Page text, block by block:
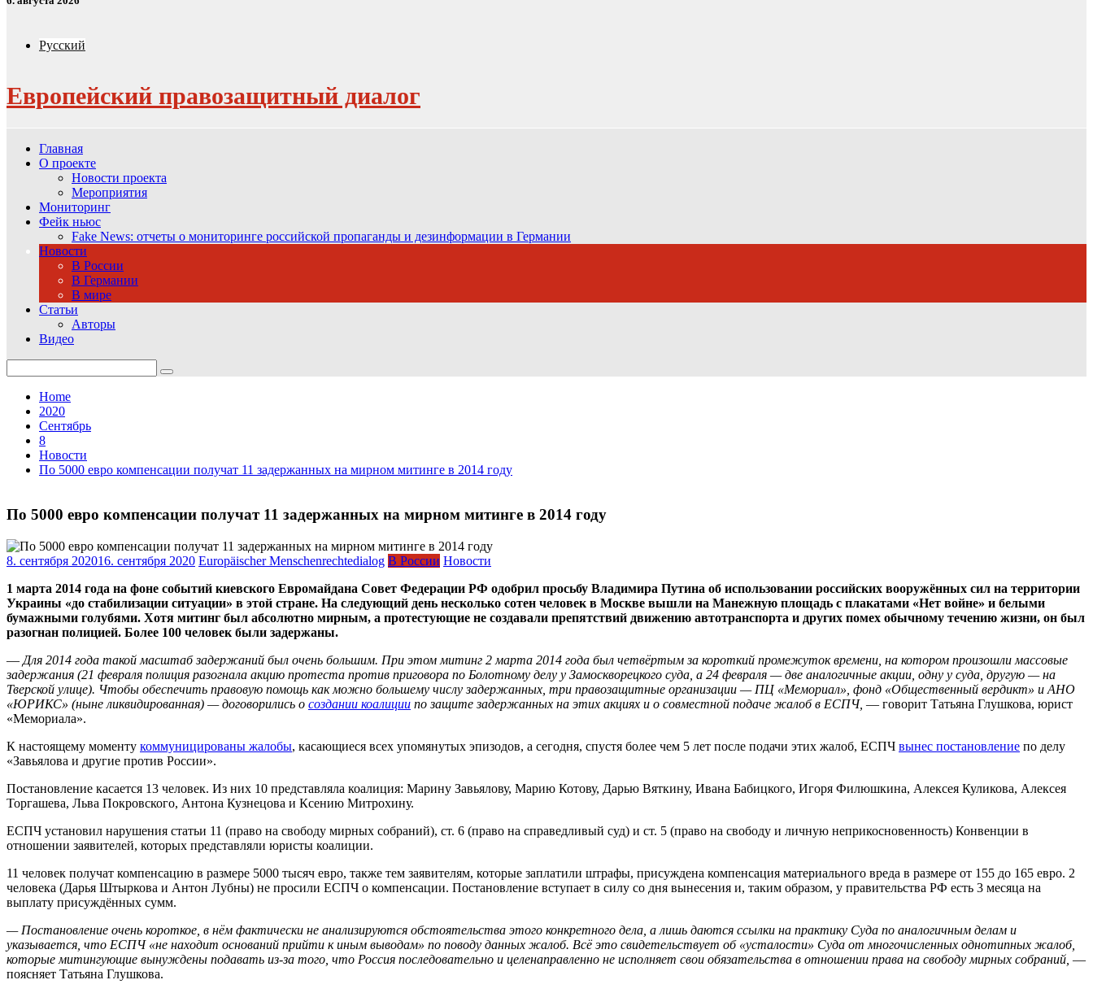
Русский
Европейский правозащитный диалог
Главная
О проекте
Новости проекта
Мероприятия
Мониторинг
Фейк ньюс
Fake News: отчеты о мониторинге российской пропаганды и дезинформации в Германии
Новости
В России
В Германии
В мире
Статьи
Авторы
Видео
for:
Home
2020
Сентябрь
8
Новости
По 5000 евро компенсации получат 11 задержанных на мирном митинге в 2014 году
По 5000 евро компенсации получат 11 задержанных на мирном митинге в 2014 году
8. сентября 202016. сентября 2020 Europäischer Menschenrechtedialog В России Новости
1 марта 2014 года на фоне событий киевского Евромайдана Совет Федерации РФ одобрил просьбу Владимира Путина об использовании российских вооружённых сил на территории
Украины «до стабилизации ситуации» в этой стране. На следующий день несколько сотен человек в Москве вышли на Манежную площадь с плакатами «Нет войне» и белыми
бумажными голубями. Хотя митинг был абсолютно мирным, а протестующие не создавали препятствий движению автотранспорта и других помех обычному течению жизни, он был
разогнан полицией. Более 100 человек были задержаны.
— Для 2014 года такой масштаб задержаний был очень большим. При этом митинг 2 марта 2014 года был четвёртым за короткий промежуток времени, на котором произошли массовые
задержания (21 февраля полиция разогнала акцию протеста против приговора по Болотному делу у Замоскворецкого суда, а 24 февраля — две аналогичные акции, одну у суда, другую — на
Тверской улице). Чтобы обеспечить правовую помощь как можно большему числу задержанных, три правозащитные организации — ПЦ «Мемориал», фонд «Общественный вердикт» и АНО
«ЮРИКС» (ныне ликвидированная) — договорились о создании коалиции по защите задержанных на этих акциях и о совместной подаче жалоб в ЕСПЧ, — говорит Татьяна Глушкова, юрист
«Мемориала».
К настоящему моменту коммуницированы жалобы, касающиеся всех упомянутых эпизодов, а сегодня, спустя более чем 5 лет после подачи этих жалоб, ЕСПЧ вынес постановление по делу
«Завьялова и другие против России».
Постановление касается 13 человек. Из них 10 представляла коалиция: Марину Завьялову, Марию Котову, Дарью Вяткину, Ивана Бабицкого, Игоря Филюшкина, Алексея Куликова, Алексея
Торгашева, Льва Покровского, Антона Кузнецова и Ксению Митрохину.
ЕСПЧ установил нарушения статьи 11 (право на свободу мирных собраний), ст. 6 (право на справедливый суд) и ст. 5 (право на свободу и личную неприкосновенность) Конвенции в
отношении заявителей, которых представляли юристы коалиции.
11 человек получат компенсацию в размере 5000 тысяч евро, также тем заявителям, которые заплатили штрафы, присуждена компенсация материального вреда в размере от 155 до 165 евро. 2
человека (Дарья Штыркова и Антон Лубны) не просили ЕСПЧ о компенсации. Постановление вступает в силу со дня вынесения и, таким образом, у правительства РФ есть 3 месяца на
выплату присуждённых сумм.
— Постановление очень короткое, в нём фактически не анализируются обстоятельства этого конкретного дела, а лишь даются ссылки на практику Суда по аналогичным делам и
указывается, что ЕСПЧ «не находит оснований прийти к иным выводам» по поводу данных жалоб. Всё это свидетельствует об «усталости» Суда от многочисленных однотипных жалоб,
которые митингующие вынуждены подавать из-за того, что Россия последовательно и целенаправленно не исполняет свои обязательства в отношении права на свободу мирных собраний, —
поясняет Татьяна Глушкова.